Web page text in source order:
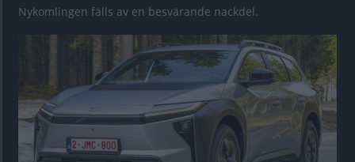
Nykomlingen fälls av en besvärande nackdel.